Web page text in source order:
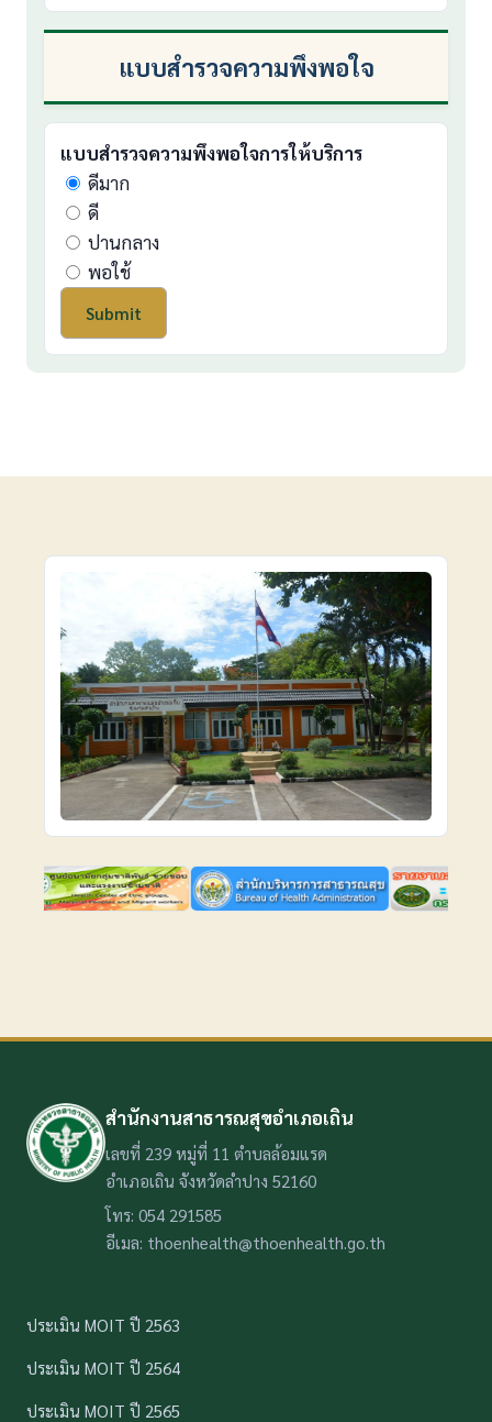
แบบสำรวจความพึงพอใจ
แบบสำรวจความพึงพอใจการให้บริการ
ดีมาก
ดี
ปานกลาง
พอใช้
สำนักงานสาธารณสุขอำเภอเถิน
เลขที่ 239 หมู่ที่ 11 ตำบลล้อมแรด
อำเภอเถิน จังหวัดลำปาง 52160
โทร: 054 291585
อีเมล: thoenhealth@thoenhealth.go.th
ประเมิน MOIT ปี 2563
ประเมิน MOIT ปี 2564
ประเมิน MOIT ปี 2565